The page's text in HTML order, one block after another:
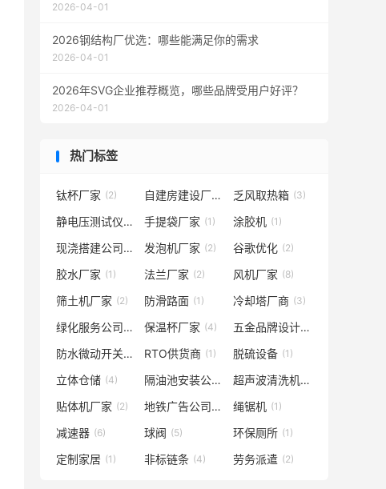
2026-04-01
2026钢结构厂优选：哪些能满足你的需求
2026-04-01
2026年SVG企业推荐概览，哪些品牌受用户好评？
2026-04-01
热门标签
钛杯厂家 (2) 自建房建设厂家 (1)乏风取热箱 (3)
静电压测试仪厂家 (1)
手提袋厂家 (1) 涂胶机 (1)
现浇搭建公司(3) 发泡机厂家 (2) 谷歌优化 (2)
胶水厂家 (1) 法兰厂家 (2) 风机厂家 (8)
筛土机厂家 (2) 防滑路面 (1) 冷却塔厂商 (3)
绿化服务公司
(1) 保温杯厂家 (4) 五金品牌设计
(1)
防水微动开关厂家 (2)
RTO供货商 (1) 脱硫设备 (1)
立体仓储 (4) 隔油池安装公司 (1) 超声波清洗机
(2)
贴体机厂家 (2) 地铁广告公司
(1) 绳锯机 (1)
减速器 (6) 球阀 (5) 环保厕所 (1)
定制家居 (1) 非标链条 (4) 劳务派遣 (2)